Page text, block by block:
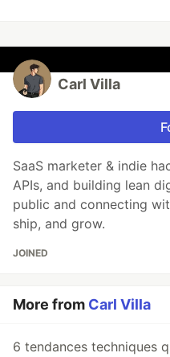
Carl Villa
SaaS marketer & indie
APIs, and building lean
public and connecting
ship, and grow.
JOINED
More from Carl Villa
6 tendances techniques